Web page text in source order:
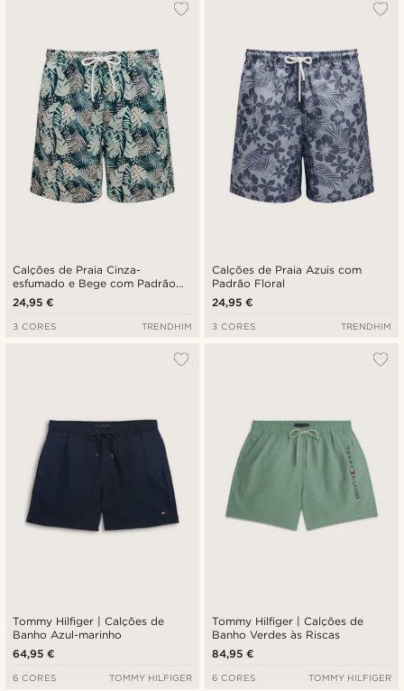
Calções de Praia Cinza-
esfumado e Bege com Padrão
Floral
24,95 €
3 CORES TRENDHIM
Calções de Praia Azuis com
Padrão Floral
24,95 €
3 CORES TRENDHIM
Tommy Hilfiger | Calções de
Banho Azul-marinho
64,95 €
6 CORES TOMMY HILFIGER
Tommy Hilfiger | Calções de
Banho Verdes às Riscas
84,95 €
6 CORES TOMMY HILFIGER